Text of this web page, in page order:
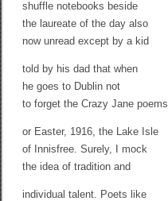
shuffle notebooks beside
the laureate of the day also
now unread except by a kid
told by his dad that when
he goes to Dublin not
to forget the Crazy Jane poems
or Easter, 1916, the Lake Isle
of Innisfree. Surely, I mock
the idea of tradition and
individual talent. Poets like